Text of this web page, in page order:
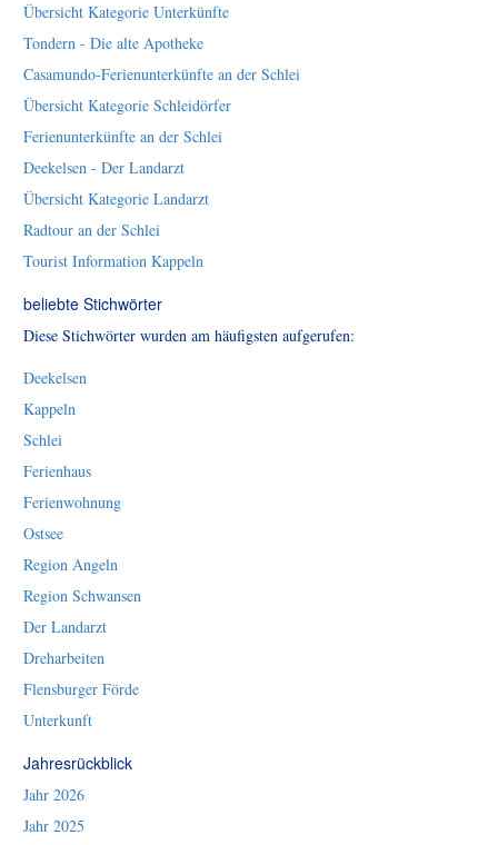
Übersicht Kategorie Unterkünfte
Tondern - Die alte Apotheke
Casamundo-Ferienunterkünfte an der Schlei
Übersicht Kategorie Schleidörfer
Ferienunterkünfte an der Schlei
Deekelsen - Der Landarzt
Übersicht Kategorie Landarzt
Radtour an der Schlei
Tourist Information Kappeln
beliebte Stichwörter
Diese Stichwörter wurden am häufigsten aufgerufen:
Deekelsen
Kappeln
Schlei
Ferienhaus
Ferienwohnung
Ostsee
Region Angeln
Region Schwansen
Der Landarzt
Dreharbeiten
Flensburger Förde
Unterkunft
Jahresrückblick
Jahr 2026
Jahr 2025